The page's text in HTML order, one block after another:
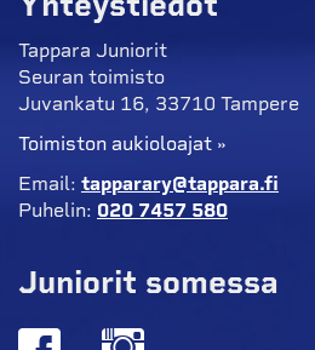
Tappara Juniorit
Seuran toimisto
Juvankatu 16, 33710 Tampere
Toimiston aukioloajat »
Email: tapparary@tappara.fi
Puhelin: 020 7457 580
Juniorit somessa